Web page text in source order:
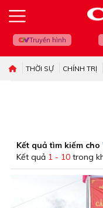
Truyền hình
THỜI SỰ CHÍNH TRỊ
Kết quả tìm kiếm cho
Kết quả 1 - 10 trong